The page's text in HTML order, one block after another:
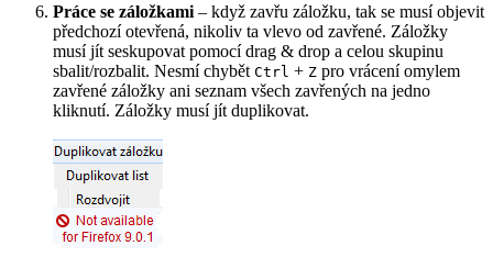
Práce se záložkami – když zavřu záložku, tak se musí objevit
předchozí otevřená, nikoliv ta vlevo od zavřené. Záložky
musí jít seskupovat pomocí drag & drop a celou skupinu
sbalit/rozbalit. Nesmí chybět Ctrl + Z pro vrácení omylem
zavřené záložky ani seznam všech zavřených na jedno
kliknutí. Záložky musí jít duplikovat.